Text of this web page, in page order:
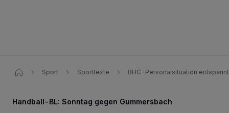
Sport Sporttexte BHC-Personalsituation
Handball-BL: Sonntag gegen Gummersbach